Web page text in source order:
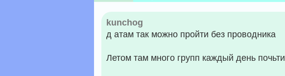
kunchog
д атам так можно пройти без проводника
Летом там много групп каждый день почьти